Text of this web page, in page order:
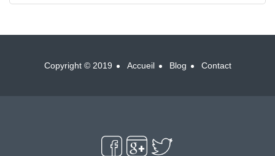
Copyright © 2019 Accueil Blog Contact